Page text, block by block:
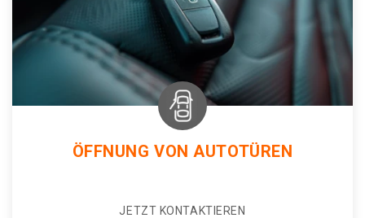
ÖFFNUNG VON AUTOTÜREN
JETZT KONTAKTIEREN